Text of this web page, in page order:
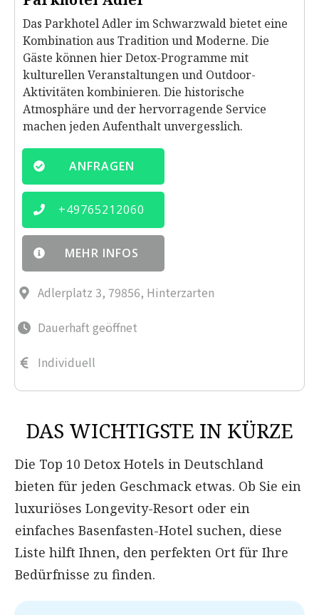
Das Parkhotel Adler im Schwarzwald bietet eine
Kombination aus Tradition und Moderne. Die
Gäste können hier Detox-Programme mit
kulturellen Veranstaltungen und Outdoor-
Aktivitäten kombinieren. Die historische
Atmosphäre und der hervorragende Service
machen jeden Aufenthalt unvergesslich.
ANFRAGEN
+49765212060
MEHR INFOS
Adlerplatz 3, 79856, Hinterzarten
Dauerhaft geöffnet
Individuell
DAS WICHTIGSTE IN KÜRZE
Die Top 10 Detox Hotels in Deutschland
bieten für jeden Geschmack etwas. Ob Sie ein
luxuriöses Longevity-Resort oder ein
einfaches Basenfasten-Hotel suchen, diese
Liste hilft Ihnen, den perfekten Ort für Ihre
Bedürfnisse zu finden.